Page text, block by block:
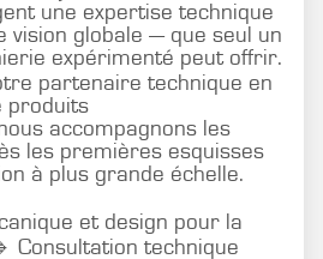
une expertise technique
vision globale — que seul un
expérimenté peut offrir.
partenaire technique en
produits
accompagnons les
les premières esquisses
à plus grande échelle.
et design pour la
Consultation technique